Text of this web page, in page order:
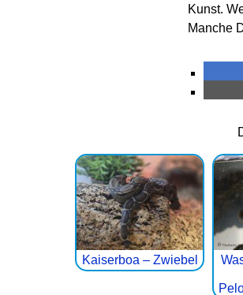
Kunst.
Manche
Kaiserboa – Zwiebel